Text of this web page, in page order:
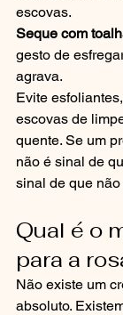
escovas.
Seque com
gesto de
agrava.
Evite
escovas de
quente. Se um
não é sinal de
sinal de que
Qual é o
para a
Não existe um
absoluto.